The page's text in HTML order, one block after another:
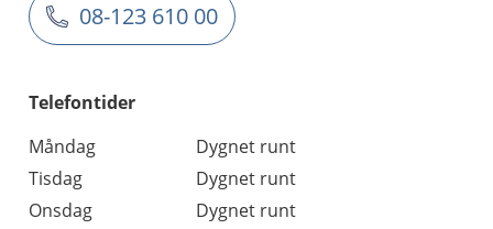
08-123 610 00
Telefontider
Måndag
Dygnet runt
Tisdag
Dygnet runt
Onsdag
Dygnet runt